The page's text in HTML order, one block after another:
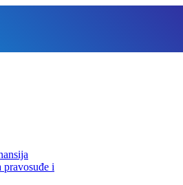
pravosuđe i